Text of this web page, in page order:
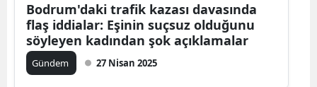
Bodrum'daki trafik kazası davasında
flaş iddialar: Eşinin suçsuz olduğunu
söyleyen kadından şok açıklamalar
Gündem 27 Nisan 2025